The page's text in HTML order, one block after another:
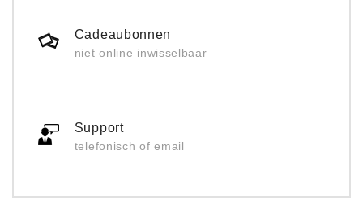
Cadeaubonnen
niet online inwisselbaar
Support
telefonisch of email